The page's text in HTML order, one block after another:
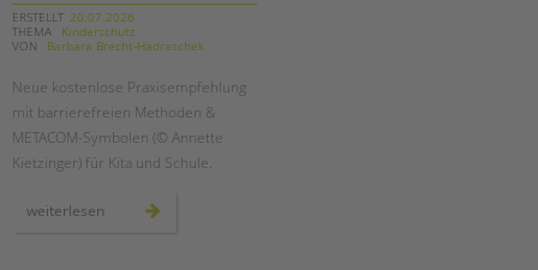
EINGLIEDERUNGSHILFE
BETREUTES WOHNEN
TANDEM BTL AKADEMIE
Seminarkalender
Suchen
ERSTELLT 20.07.2026
THEMA
Kinderschutz
VON
Barbara Brecht-Hadraschek
Neue kostenlose Praxisempfehlung
mit barrierefreien Methoden &
METACOM-Symbolen (© Annette
Kietzinger) für Kita und Schule.
weiterlesen inklusiver
kinderschutz: